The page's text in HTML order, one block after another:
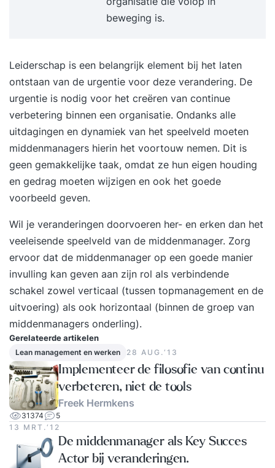
beweging is.
Leiderschap is een belangrijk element bij het laten
ontstaan van de urgentie voor deze verandering. De
urgentie is nodig voor het creëren van continue
verbetering binnen een organisatie. Ondanks alle
uitdagingen en dynamiek van het speelveld moeten
middenmanagers hierin het voortouw nemen. Dit is
geen gemakkelijke taak, omdat ze hun eigen houding
en gedrag moeten wijzigen en ook het goede
voorbeeld geven.
Wil je veranderingen doorvoeren her- en erken dan het
veeleisende speelveld van de middenmanager. Zorg
ervoor dat de middenmanager op een goede manier
invulling kan geven aan zijn rol als verbindende
schakel zowel verticaal (tussen topmanagement en de
uitvoering) als ook horizontaal (binnen de groep van
middenmanagers onderling).
Gerelateerde artikelen
Lean management en werken 28 AUG.‘13
Implementeer de filosofie van continu
verbeteren, niet de tools
Freek Hermkens
31374
5
13 MRT.‘12
De middenmanager als Key Succes
Actor bij veranderingen.